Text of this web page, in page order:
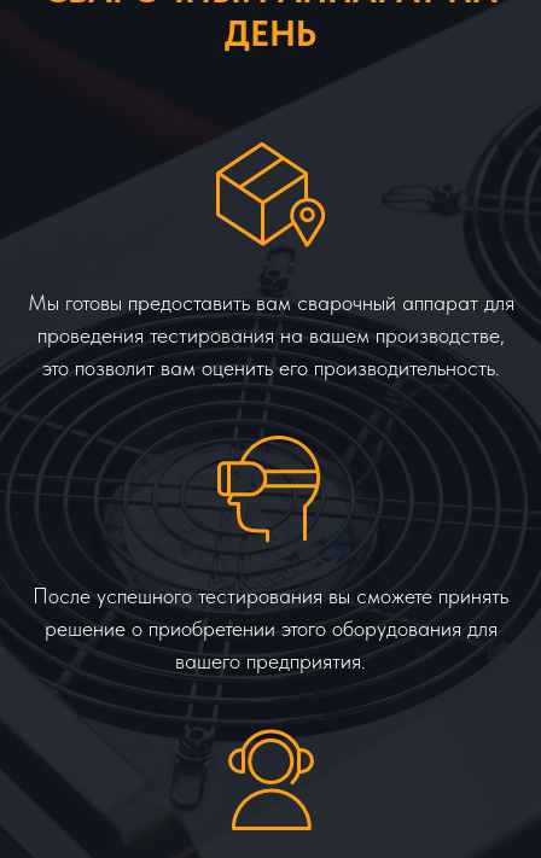
ДЕНЬ
Мы готовы предоставить вам сварочный аппарат для
проведения тестирования на вашем производстве,
это позволит вам оценить его производительность.
После успешного тестирования вы сможете принять
решение о приобретении этого оборудования для
вашего предприятия.